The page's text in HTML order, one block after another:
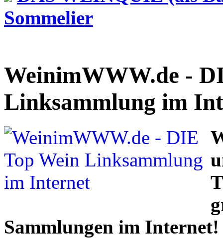
Sommelier
WeinimWWW.de -
Linksammlung im
Sammlungen im Internet!